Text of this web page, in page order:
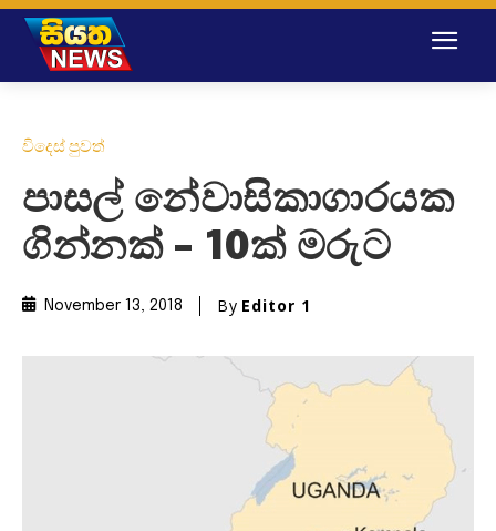
විදෙස් පුවත්
පාසල් නේවාසිකාගාරයක
ගින්නක් – 10ක් මරුට
November 13, 2018 By Editor 1